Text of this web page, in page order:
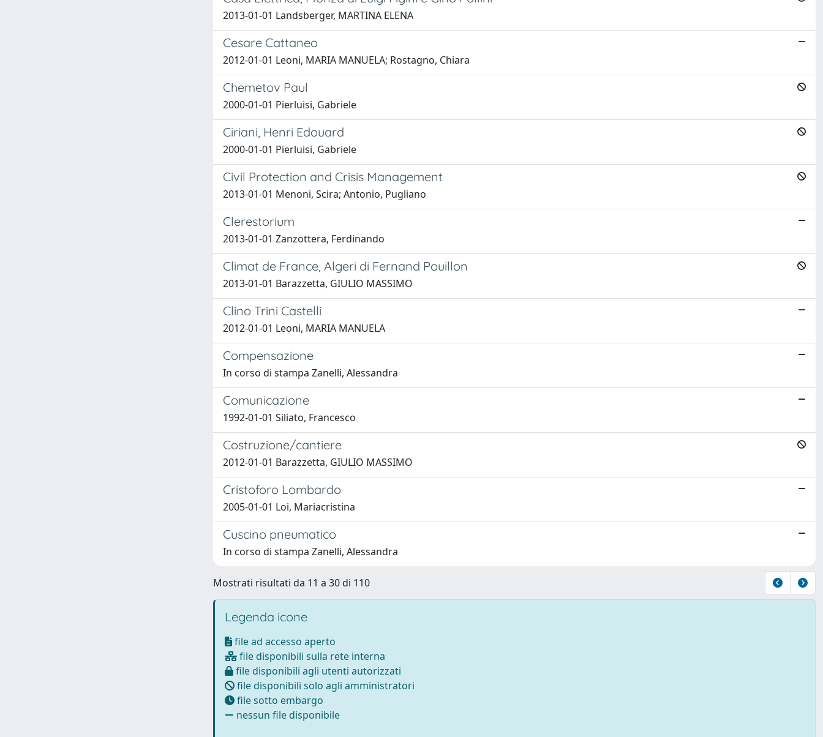
2013-01-01 Landsberger, MARTINA ELENA
Cesare Cattaneo
2012-01-01 Leoni, MARIA MANUELA; Rostagno, Chiara
Chemetov Paul
2000-01-01 Pierluisi, Gabriele
Ciriani, Henri Edouard
2000-01-01 Pierluisi, Gabriele
Civil Protection and Crisis Management
2013-01-01 Menoni, Scira; Antonio, Pugliano
Clerestorium
2013-01-01 Zanzottera, Ferdinando
Climat de France, Algeri di Fernand Pouillon
2013-01-01 Barazzetta, GIULIO MASSIMO
Clino Trini Castelli
2012-01-01 Leoni, MARIA MANUELA
Compensazione
In corso di stampa Zanelli, Alessandra
Comunicazione
1992-01-01 Siliato, Francesco
Costruzione/cantiere
2012-01-01 Barazzetta, GIULIO MASSIMO
Cristoforo Lombardo
2005-01-01 Loi, Mariacristina
Cuscino pneumatico
In corso di stampa Zanelli, Alessandra
Mostrati risultati da 11 a 30 di 110
Legenda icone
file ad accesso aperto
file disponibili sulla rete interna
file disponibili agli utenti autorizzati
file disponibili solo agli amministratori
file sotto embargo
nessun file disponibile